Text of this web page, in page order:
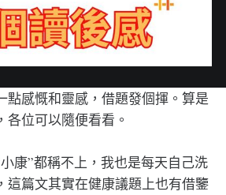
點感慨和靈感，借題發個揮。算是
各位可以隨便看看。
康”都稱不上，我也是每天自己洗
這篇文其實在健康議題上也有借鑒